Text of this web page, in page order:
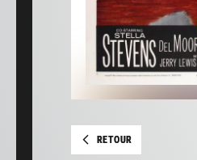
RETOUR